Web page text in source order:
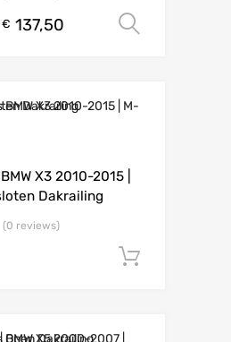
€ 137,50
X3 2010-2015 |
Dakrailing
(0 reviews)